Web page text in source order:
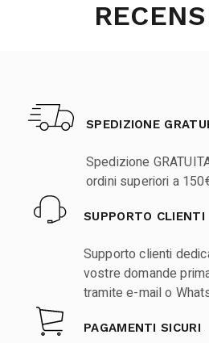
SPEDIZIONE
Spedizione
ordini superiori a
SUPPORTO CLIENTI
Supporto clienti
vostre domande
tramite e-mail o
PAGAMENTI SICURI